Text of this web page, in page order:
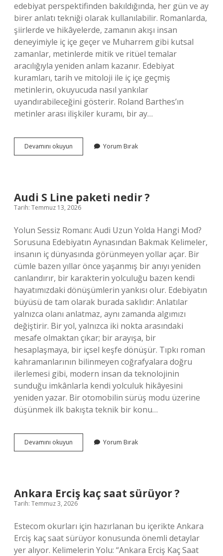
edebiyat perspektifinden bakıldığında, her gün ve ay
birer anlatı tekniği olarak kullanılabilir. Romanlarda,
şiirlerde ve hikâyelerde, zamanın akışı insan
deneyimiyle iç içe geçer ve Muharrem gibi kutsal
zamanlar, metinlerde mitik ve ritüel temalar
aracılığıyla yeniden anlam kazanır. Edebiyat
kuramları, tarih ve mitoloji ile iç içe geçmiş
metinlerin, okuyucuda nasıl yankılar
uyandırabileceğini gösterir. Roland Barthes’ın
metinler arası ilişkiler kuramı, bir ay…
Devamını okuyun
yılı
?
Yorum Bırak
Audi S Line paketi nedir ?
Tarih: Temmuz 13, 2026
Yolun Sessiz Romanı: Audi Uzun Yolda Hangi Mod?
Sorusuna Edebiyatın Aynasından Bakmak Kelimeler,
insanın iç dünyasında görünmeyen yollar açar. Bir
cümle bazen yıllar önce yaşanmış bir anıyı yeniden
canlandırır, bir karakterin yolculuğu bazen kendi
hayatımızdaki dönüşümlerin yankısı olur. Edebiyatın
büyüsü de tam olarak burada saklıdır: Anlatılar
yalnızca olanı anlatmaz, aynı zamanda algımızı
değiştirir. Bir yol, yalnızca iki nokta arasındaki
mesafe olmaktan çıkar; bir arayışa, bir
hesaplaşmaya, bir içsel keşfe dönüşür. Tıpkı roman
kahramanlarının bilinmeyen coğrafyalara doğru
ilerlemesi gibi, modern insan da teknolojinin
sunduğu imkânlarla kendi yolculuk hikâyesini
yeniden yazar. Bir otomobilin sürüş modu üzerine
düşünmek ilk bakışta teknik bir konu…
Devamını okuyun
S
Yorum Bırak
Ankara Erciş kaç saat sürüyor ?
Tarih: Temmuz 3, 2026
Estecom okurları için hazırlanan bu içerikte Ankara
Erciş kaç saat sürüyor konusunda önemli detaylar
yer alıyor. Kelimelerin Yolu: “Ankara Erciş Kaç Saat